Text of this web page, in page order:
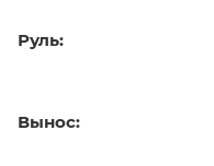
Руль:
Вынос: